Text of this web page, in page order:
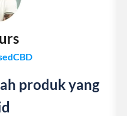
produk yang